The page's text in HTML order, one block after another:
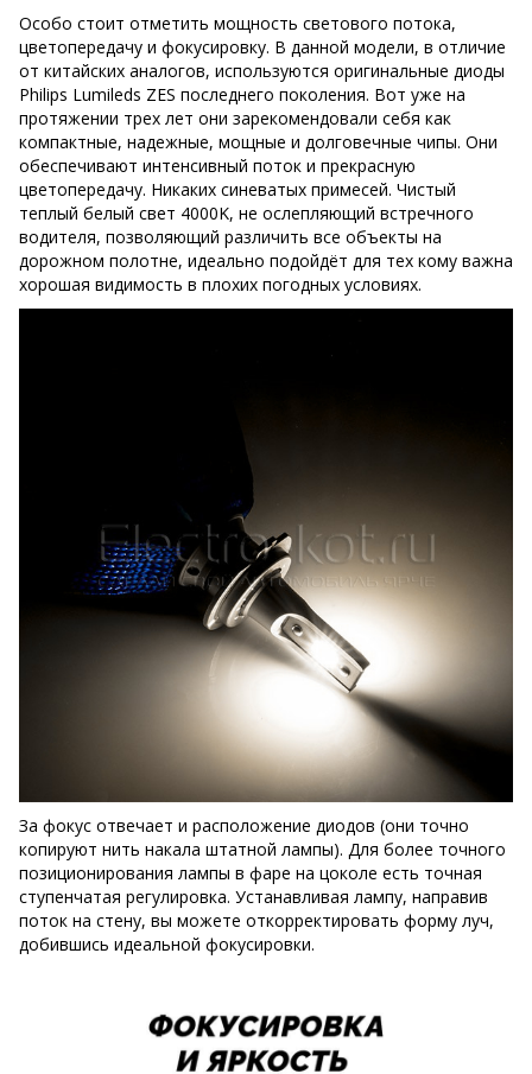
Особо стоит отметить мощность светового потока,
цветопередачу и фокусировку. В данной модели, в отличие
от китайских аналогов, используются оригинальные диоды
Philips Lumileds ZES последнего поколения. Вот уже на
протяжении трех лет они зарекомендовали себя как
компактные, надежные, мощные и долговечные чипы. Они
обеспечивают интенсивный поток и прекрасную
цветопередачу. Никаких синеватых примесей. Чистый
теплый белый свет 4000K, не ослепляющий встречного
водителя, позволяющий различить все объекты на
дорожном полотне, идеально подойдёт для тех кому важна
хорошая видимость в плохих погодных условиях.
За фокус отвечает и расположение диодов (они точно
копируют нить накала штатной лампы). Для более точного
позиционирования лампы в фаре на цоколе есть точная
ступенчатая регулировка. Устанавливая лампу, направив
поток на стену, вы можете откорректировать форму луч,
добившись идеальной фокусировки.